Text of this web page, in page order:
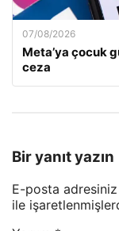
07/08/2026
Meta’ya çocuk
ceza
Bir yanıt yazın
E-posta
ile